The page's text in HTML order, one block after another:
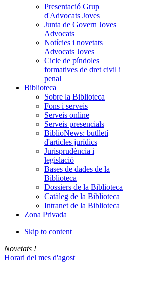
Presentació Grup
d'Advocats Joves
Junta de Govern Joves
Advocats
Notícies i novetats
Advocats Joves
Cicle de píndoles
formatives de dret civil i
penal
Biblioteca
Sobre la Biblioteca
Fons i serveis
Serveis online
Serveis presencials
BiblioNews: butlletí
d'articles jurídics
Jurisprudència i
legislació
Bases de dades de la
Biblioteca
Dossiers de la Biblioteca
Catàleg de la Biblioteca
Intranet de la Biblioteca
Zona Privada
Skip to content
Novetats !
Horari del mes d'agost